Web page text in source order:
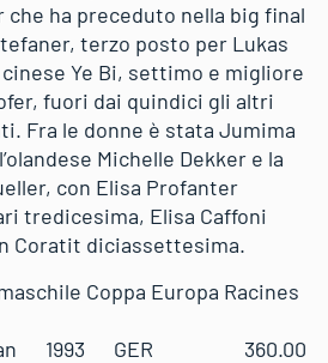
ha preceduto nella big final
terzo posto per Lukas
Ye Bi, settimo e migliore
fuori dai quindici gli altri
Fra le donne è stata Jumima
Michelle Dekker e la
con Elisa Profanter
tredicesima, Elisa Caffoni
Coratit diciassettesima.
Coppa Europa Racines
Stefan 1993 GER 360.00